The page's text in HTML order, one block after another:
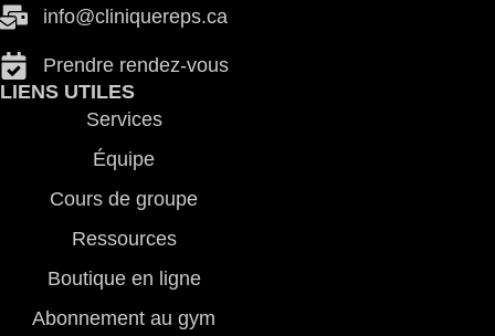
ac.spereuqinilc
@ofni
Prendre rendez-vous
LIENS UTILES
Services
Équipe
Cours de groupe
Ressources
Boutique en ligne
Abonnement au gym